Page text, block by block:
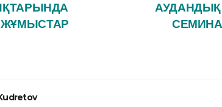
АУДАНДЫҚ